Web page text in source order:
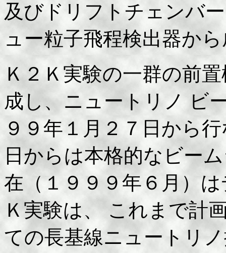
及びドリフトチェンバ
ュー粒子飛程検出器か
Ｋ２Ｋ実験の一群の前
成し、ニュートリノ ビ
９９年１月２７日から
日からは本格的なビー
在（１９９９年６月）
Ｋ実験は、 これまで計
ての長基線ニュートリ